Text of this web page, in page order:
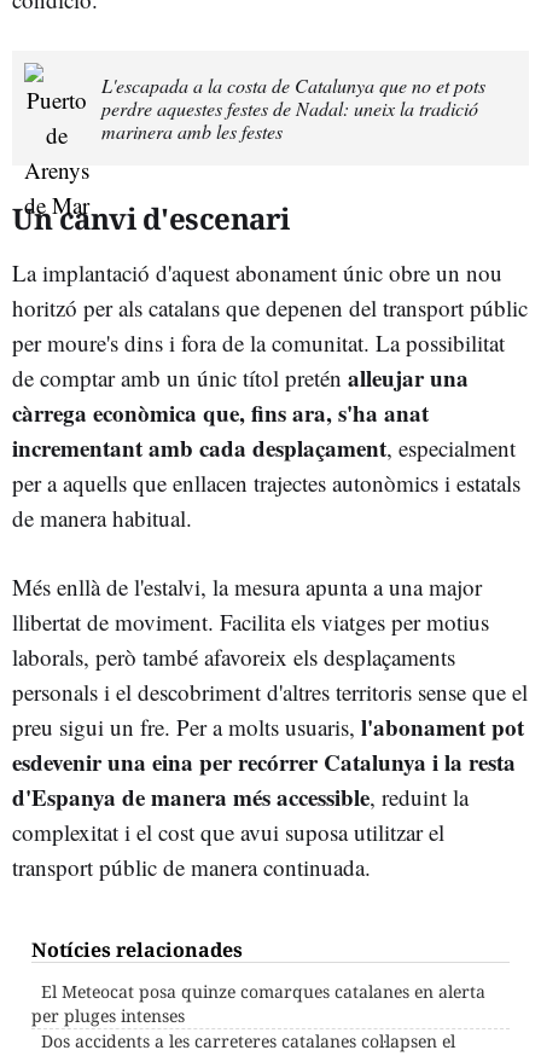
L'escapada a la costa de Catalunya que no et pots
perdre aquestes festes de Nadal: uneix la tradició
marinera amb les festes
Un canvi d'escenari
La implantació d'aquest abonament únic obre un nou
horitzó per als catalans que depenen del transport públic
per moure's dins i fora de la comunitat. La possibilitat
de comptar amb un únic títol pretén alleujar una
càrrega econòmica que, fins ara, s'ha anat
incrementant amb cada desplaçament, especialment
per a aquells que enllacen trajectes autonòmics i estatals
de manera habitual.
Més enllà de l'estalvi, la mesura apunta a una major
llibertat de moviment. Facilita els viatges per motius
laborals, però també afavoreix els desplaçaments
personals i el descobriment d'altres territoris sense que el
preu sigui un fre. Per a molts usuaris, l'abonament pot
esdevenir una eina per recórrer Catalunya i la resta
d'Espanya de manera més accessible, reduint la
complexitat i el cost que avui suposa utilitzar el
transport públic de manera continuada.
Notícies relacionades
El Meteocat posa quinze comarques catalanes en alerta
per pluges intenses
Dos accidents a les carreteres catalanes col·lapsen el